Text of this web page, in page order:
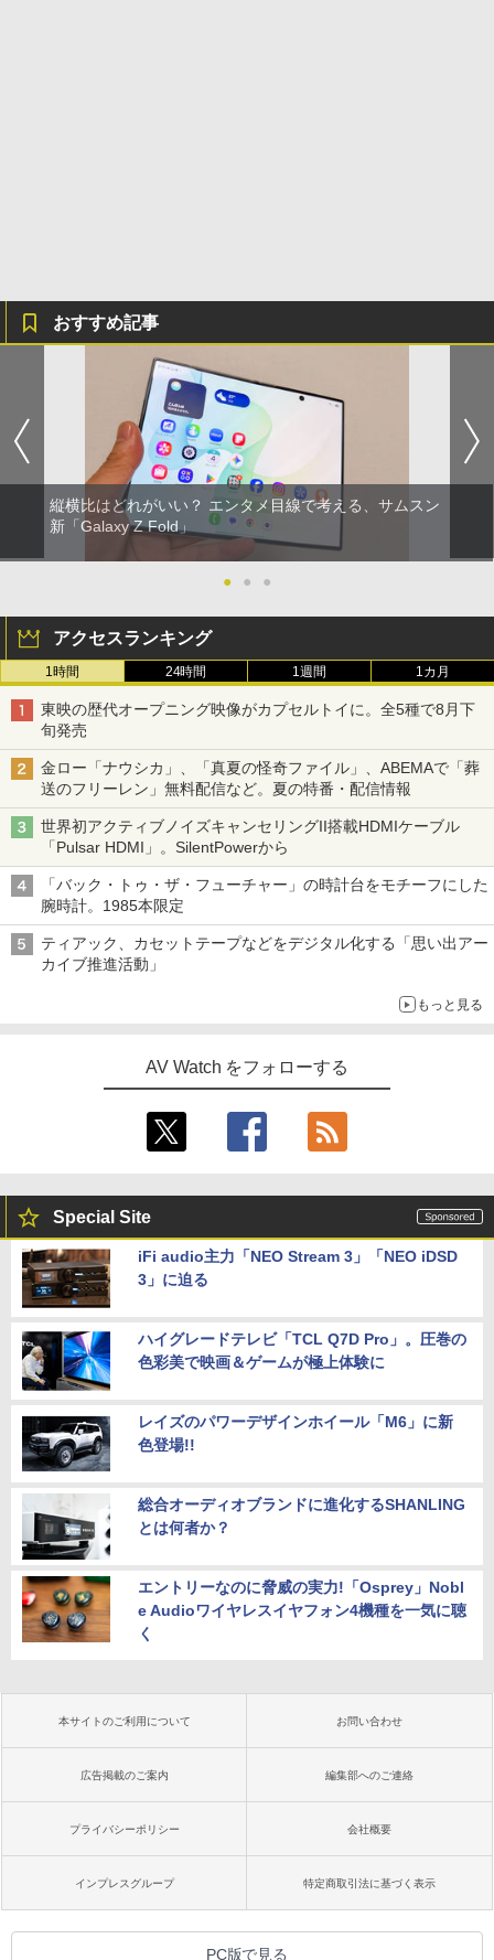
おすすめ記事
縦横比はどれがいい？ エンタメ目線で考える、サムスン
新「Galaxy Z Fold」
● ● ●
アクセスランキング
1時間 24時間 1週間 1カ月
東映の歴代オープニング映像がカプセルトイに。全5種で8月下
旬発売
金ロー「ナウシカ」、「真夏の怪奇ファイル」、ABEMAで「葬
送のフリーレン」無料配信など。夏の特番・配信情報
世界初アクティブノイズキャンセリングII搭載HDMIケーブル
「Pulsar HDMI」。SilentPowerから
「バック・トゥ・ザ・フューチャー」の時計台をモチーフにした
腕時計。1985本限定
ティアック、カセットテープなどをデジタル化する「思い出アー
カイブ推進活動」
もっと見る
AV Watch をフォローする
Special Site
iFi audio主力「NEO Stream 3」「NEO iDSD
3」に迫る
ハイグレードテレビ「TCL Q7D Pro」。圧巻の
色彩美で映画＆ゲームが極上体験に
レイズのパワーデザインホイール「M6」に新
色登場!!
総合オーディオブランドに進化するSHANLING
とは何者か？
エントリーなのに脅威の実力!「Osprey」Nobl
e Audioワイヤレスイヤフォン4機種を一気に聴
く
本サイトのご利用について お問い合わせ
広告掲載のご案内 編集部へのご連絡
プライバシーポリシー 会社概要
インプレスグループ 特定商取引法に基づく表示
PC版で見る